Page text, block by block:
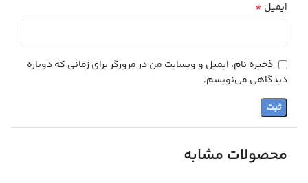
ایمیل *
ذخیره نام، ایمیل و وبسایت من در مرورگر برای زمانی که دوباره
دیدگاهی می‌نویسم.
محصولات مشابه